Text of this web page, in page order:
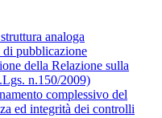
analoga
pubblicazione
della Relazione sulla
n.150/2009)
complessivo del
ed integrità dei controlli